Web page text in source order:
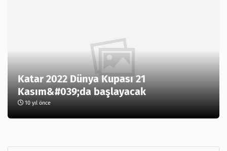
Katar 2022 Dünya Kupası 21
Kasım&#039;da başlayacak
10 yıl önce